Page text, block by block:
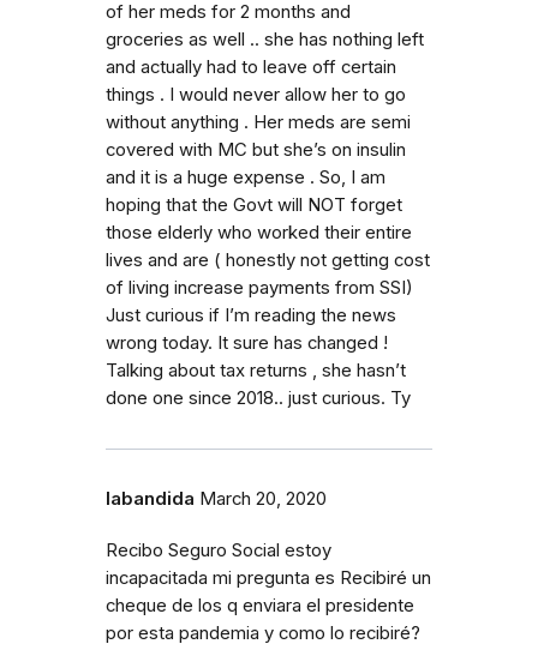
of her meds for 2 months and
groceries as well .. she has nothing left
and actually had to leave off certain
things . I would never allow her to go
without anything . Her meds are semi
covered with MC but she’s on insulin
and it is a huge expense . So, I am
hoping that the Govt will NOT forget
those elderly who worked their entire
lives and are ( honestly not getting cost
of living increase payments from SSI)
Just curious if I’m reading the news
wrong today. It sure has changed !
Talking about tax returns , she hasn’t
done one since 2018.. just curious. Ty
labandida March 20, 2020
Recibo Seguro Social estoy
incapacitada mi pregunta es Recibiré un
cheque de los q enviara el presidente
por esta pandemia y como lo recibiré?